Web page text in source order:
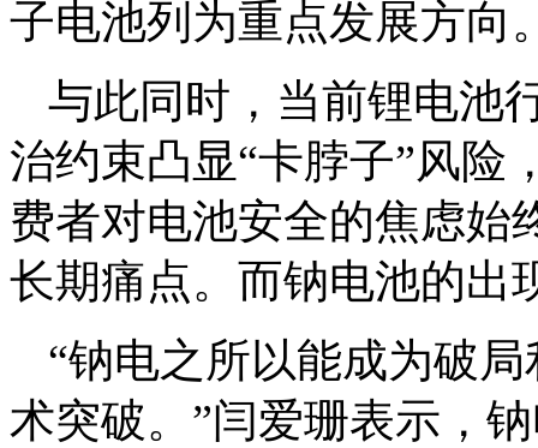
子电池列为重点发展方向
与此同时，当前锂电池
治约束凸显“卡脖子”风险
费者对电池安全的焦虑始
长期痛点。而钠电池的出
“钠电之所以能成为破
术突破。”闫爱珊表示，